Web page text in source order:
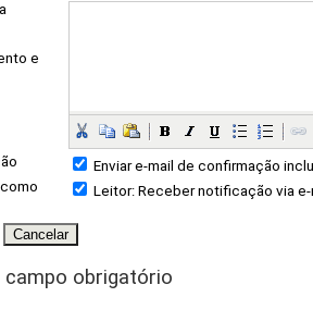
e
Enviar e-mail de confirmação
Leitor: Receber notificação via
campo obrigatório